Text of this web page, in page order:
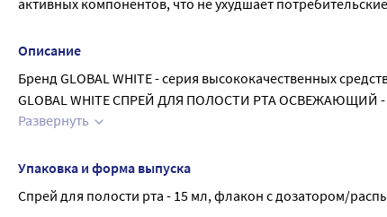
активных компонентов, что не ухудшает
Описание
Бренд GLOBAL WHITE - серия высококачественных
GLOBAL WHITE СПРЕЙ ДЛЯ ПОЛОСТИ РТА ОСВЕЖАЮЩИЙ -
от кариеса
свежей мяты.
АКТИВНЫЕ ИНГРЕДИЕНТЫ:
Комплекс активных компонентов спрея увлажняет
Развернуть
Упаковка и форма выпуска
Спрей для полости рта - 15 мл, флакон с дозатором/